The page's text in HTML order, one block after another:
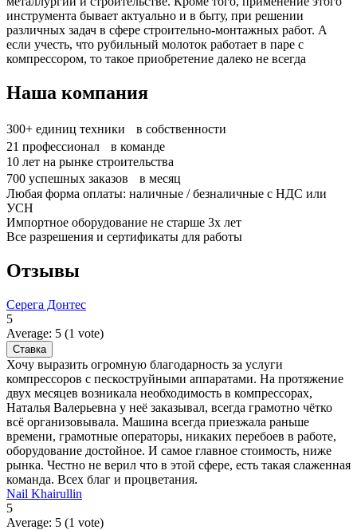
инструмента бывает актуально и в быту, при решении
различных задач в сфере строительно-монтажных работ. А
если учесть, что рубильный молоток работает в паре с
компрессором, то такое приобретение далеко не всегда
Наша компания
300+ единиц техники в собственности
21 профессионал в команде
10 лет на рынке строительства
700 успешных заказов в месяц
Любая форма оплаты: наличные / безналичные с НДС или
УСН
Импортное оборудование не старше 3х лет
Все разрешения и сертификаты для работы
Отзывы
Серега Донтес
5
Average: 5 (1 vote)
Хочу выразить огромную благодарность за услуги
компрессоров с пескоструйными аппаратами. На протяжение
двух месяцев возникала необходимость в компрессорах,
Наталья Валерьевна у неё заказывал, всегда грамотно чётко
всё организовывала. Машина всегда приезжала раньше
времени, грамотные операторы, никаких перебоев в работе,
оборудование достойное. И самое главное стоимость, ниже
рынка. Честно не верил что в этой сфере, есть такая слаженная
команда. Всех благ и процветания.
Nail Khairullin
5
Average: 5 (1 vote)